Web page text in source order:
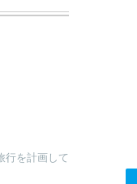
行を計画して